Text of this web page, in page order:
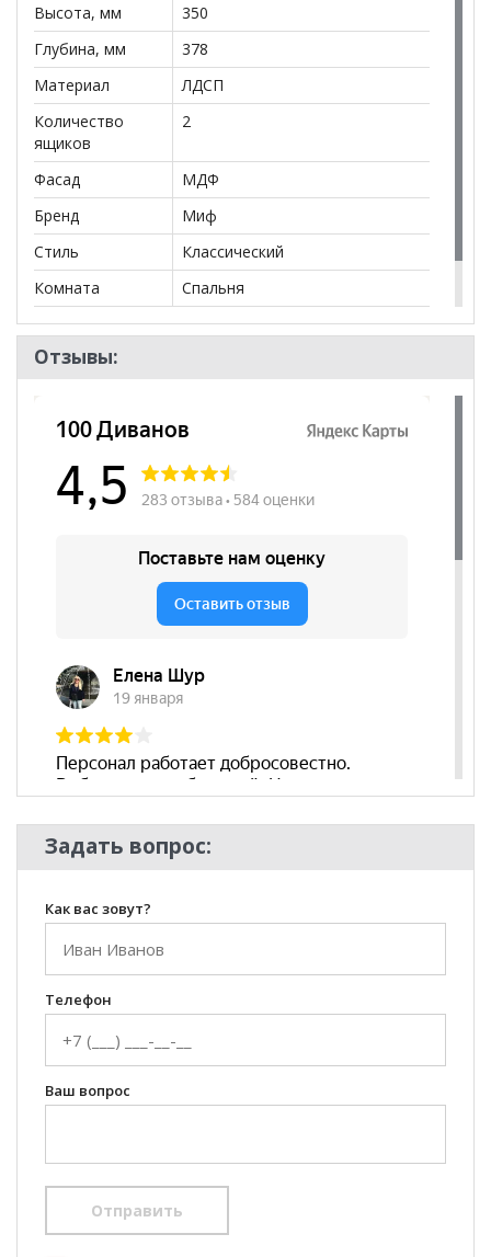
Высота, мм
350
Глубина, мм
378
Материал
ЛДСП
Количество
ящиков
2
Фасад
МДФ
Бренд
Миф
Стиль
Классический
Комната
Спальня
Пол
Отзывы:
Задать вопрос:
Как вас зовут?
Телефон
Ваш вопрос
Отправить